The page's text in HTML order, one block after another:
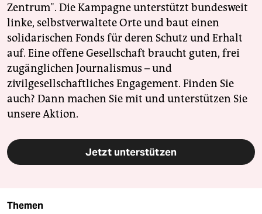
Zentrum". Die Kampagne unterstützt bundesweit
linke, selbstverwaltete Orte und baut einen
solidarischen Fonds für deren Schutz und Erhalt
auf. Eine offene Gesellschaft braucht guten, frei
zugänglichen Journalismus – und
zivilgesellschaftliches Engagement. Finden Sie
auch? Dann machen Sie mit und unterstützen Sie
unsere Aktion.
Jetzt unterstützen
Themen